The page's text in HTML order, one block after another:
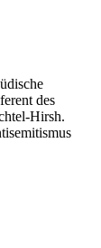
des
Hirsh.